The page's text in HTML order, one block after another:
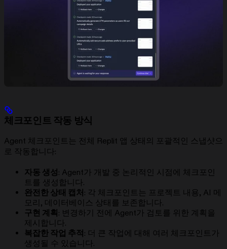
체크포인트 작동 방식
Agent 체크포인트는 전체 Replit 앱 상태의 포괄적인 스냅샷으
로 작동합니다:
자동 생성 : Agent가 개발 중 논리적인 시점에 체크포인
트를 생성합니다.
완전한 상태 캡처 : 각 체크포인트는 프로젝트 내용, AI 메
모리, 데이터베이스 상태를 보존합니다.
구현 계획 : 변경하기 전에 Agent가 검토를 위한 계획을
제시합니다.
복잡한 작업 추적 : 더 큰 작업에 대해 여러 체크포인트가
생성될 수 있습니다.